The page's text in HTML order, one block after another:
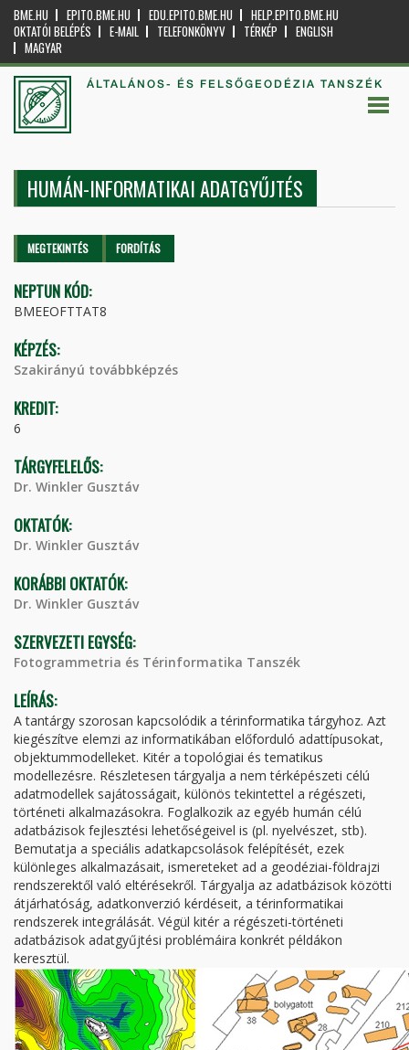
BME.HU EPITO.BME.HU EDU.EPITO.BME.HU
HELP.EPITO.BME.HU
OKTATÓI BELÉPÉS
E-MAIL TELEFONKÖNYV TÉRKÉP
ENGLISH
MAGYAR
ÁLTALÁNOS- ÉS FELSŐGEODÉZIA TANSZÉK
HUMÁN-INFORMATIKAI ADATGYŰJTÉS
Elsődleges fülek
MEGTEKINTÉS (AKTÍVFORDÍTÁS
NEPTUN KÓD:
BMEEOFTTAT8
KÉPZÉS:
Szakirányú továbbképzés
KREDIT:
6
TÁRGYFELELŐS:
Dr. Winkler Gusztáv
OKTATÓK:
Dr. Winkler Gusztáv
KORÁBBI OKTATÓK:
Dr. Winkler Gusztáv
SZERVEZETI EGYSÉG:
Fotogrammetria és Térinformatika Tanszék
LEÍRÁS:
A tantárgy szorosan kapcsolódik a térinformatika tárgyhoz. Azt
kiegészítve elemzi az informatikában előforduló adattípusokat,
objektummodelleket. Kitér a topológiai és tematikus
modellezésre. Részletesen tárgyalja a nem térképészeti célú
adatmodellek sajátosságait, különös tekintettel a régészeti,
történeti alkalmazásokra. Foglalkozik az egyéb humán célú
adatbázisok fejlesztési lehetőségeivel is (pl. nyelvészet, stb).
Bemutatja a speciális adatkapcsolások felépítését, ezek
különleges alkalmazásait, ismereteket ad a geodéziai-földrajzi
rendszerektől való eltérésekről. Tárgyalja az adatbázisok közötti
átjárhatóság, adatkonverzió kérdéseit, a térinformatikai
rendszerek integrálását. Végül kitér a régészeti-történeti
adatbázisok adatgyűjtési problémáira konkrét példákon
keresztül.